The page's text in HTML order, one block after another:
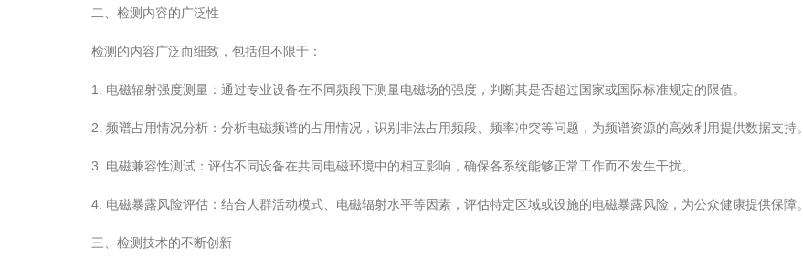
二、检测内容的广泛性
检测的内容广泛而细致，包括但不限于：
1. 电磁辐射强度测量：通过专业设备在不同频段下测量电磁场的强度，判断其是否超过国家或国际标准规定的限值。
2. 频谱占用情况分析：分析电磁频谱的占用情况，识别非法占用频段、频率冲突等问题，为频谱资源的高效利用提供数据支持。
3. 电磁兼容性测试：评估不同设备在共同电磁环境中的相互影响，确保各系统能够正常工作而不发生干扰。
4. 电磁暴露风险评估：结合人群活动模式、电磁辐射水平等因素，评估特定区域或设施的电磁暴露风险，为公众健康提供保障。
三、检测技术的不断创新